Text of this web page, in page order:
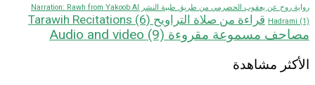
رواية روح عن يعقوب الحضرمي من طريق طيبة النشر Narration: Rawh from Yakoob Al
Hadrami (1) قراءة من صلاة التراويح Tarawih Recitations (6)
مصاحف مسموعة مقروءة Audio and video (9)
الأكثر مشاهدة